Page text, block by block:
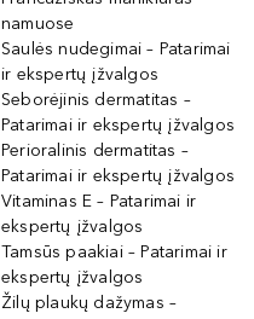
namuose
Saulės nudegimai – Patarimai
ir ekspertų įžvalgos
Seborėjinis dermatitas –
Patarimai ir ekspertų įžvalgos
Perioralinis dermatitas –
Patarimai ir ekspertų įžvalgos
Vitaminas E – Patarimai ir
ekspertų įžvalgos
Tamsūs paakiai – Patarimai ir
ekspertų įžvalgos
Žilų plaukų dažymas –